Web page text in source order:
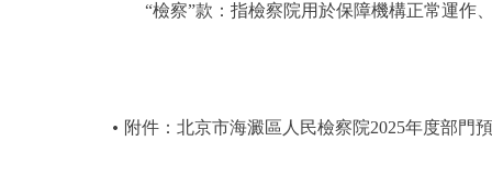
“檢察”款：指檢察院用於保障機構正常運作
附件：北京市海澱區人民檢察院2025年度部門